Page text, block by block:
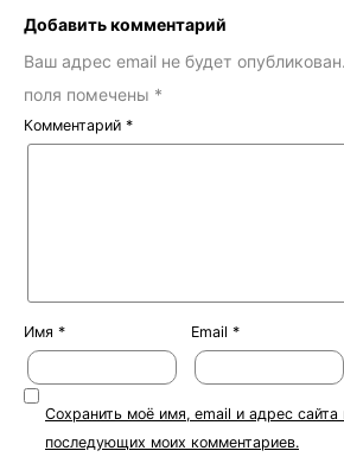
Добавить комментарий
Ваш адрес email не будет опубликован.
поля помечены *
Комментарий *
Имя * Email *
Сохранить моё имя, email и адрес сайта
последующих моих комментариев.